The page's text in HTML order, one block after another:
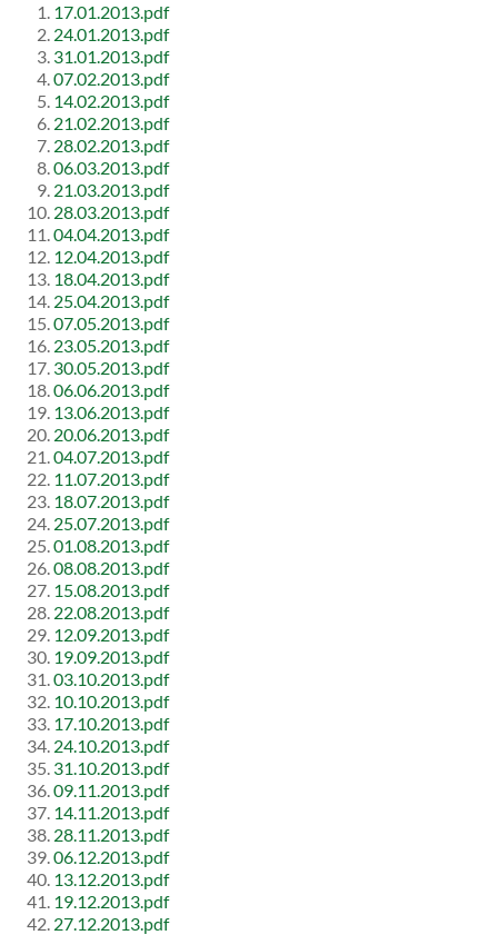
17.01.2013.pdf
24.01.2013.pdf
31.01.2013.pdf
07.02.2013.pdf
14.02.2013.pdf
21.02.2013.pdf
28.02.2013.pdf
06.03.2013.pdf
21.03.2013.pdf
28.03.2013.pdf
04.04.2013.pdf
12.04.2013.pdf
18.04.2013.pdf
25.04.2013.pdf
07.05.2013.pdf
23.05.2013.pdf
30.05.2013.pdf
06.06.2013.pdf
13.06.2013.pdf
20.06.2013.pdf
04.07.2013.pdf
11.07.2013.pdf
18.07.2013.pdf
25.07.2013.pdf
01.08.2013.pdf
08.08.2013.pdf
15.08.2013.pdf
22.08.2013.pdf
12.09.2013.pdf
19.09.2013.pdf
03.10.2013.pdf
10.10.2013.pdf
17.10.2013.pdf
24.10.2013.pdf
31.10.2013.pdf
09.11.2013.pdf
14.11.2013.pdf
28.11.2013.pdf
06.12.2013.pdf
13.12.2013.pdf
19.12.2013.pdf
27.12.2013.pdf